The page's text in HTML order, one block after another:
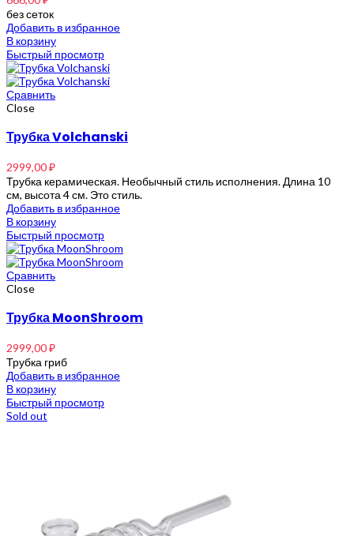
без сеток
Добавить в избранное
В корзину
Быстрый просмотр
Сравнить
Close
Трубка Volchanski
2999,00₽
Трубка керамическая. Необычный стиль исполнения. Длина 10
см, высота 4 см. Это стиль.
Добавить в избранное
В корзину
Быстрый просмотр
Сравнить
Close
Трубка MoonShroom
2999,00₽
Трубка гриб
Добавить в избранное
В корзину
Быстрый просмотр
Sold out